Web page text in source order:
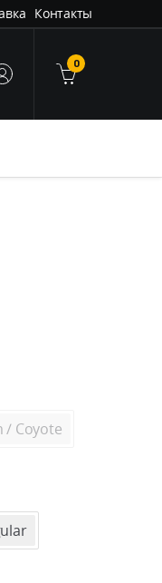
Контакты
0
/ Coyote